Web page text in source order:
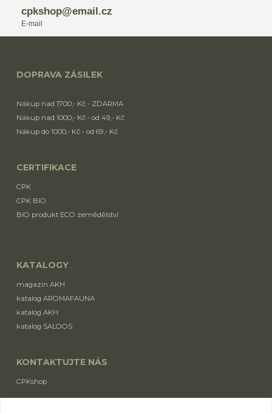
cpkshop@email.cz
E-mail
DOPRAVA ZÁSILEK
Nákup nad 1700,- Kč - ZDARMA
Nákup nad 1000,- Kč - od 49,- Kč
Nákup do 1000,- Kč - od 69,- Kč
CERTIFIKACE
CPK
CPK BIO
BIO produkt ECO zemědělství
KATALOGY
magazín AKH
katalog AROMAFAUNA
katalog AKH
katalog SALOOS
KONTAKTUJTE NÁS
CPKshop